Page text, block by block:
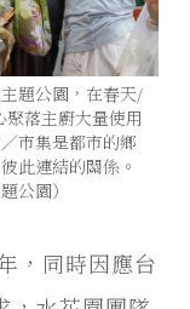
題公園，在春天/
落主廚大量使用
市集是都市的鄉
此連結的關係。
公園）
，同時因應台